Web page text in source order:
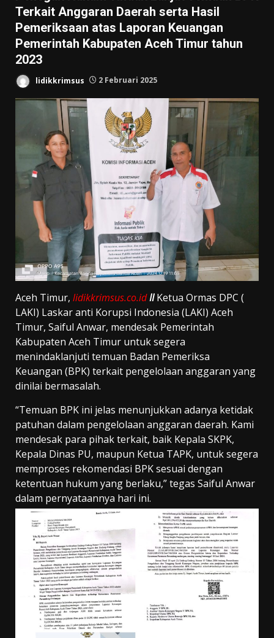
Terkait Anggaran Daerah serta Hasil
Pemeriksaan atas Laporan Keuangan
Pemerintah Kabupaten Aceh Timur tahun
2023
lidikkrimsus 2 Februari 2025
Aceh Timur, lidikkrimsus.co.idII Ketua Ormas DPC (
LAKI) Laskar anti Korupsi Indonesia (LAKI) Aceh
Timur, Saiful Anwar, mendesak Pemerintah
Kabupaten Aceh Timur untuk segera
menindaklanjuti temuan Badan Pemeriksa
Keuangan (BPK) terkait pengelolaan anggaran yang
dinilai bermasalah.
“Temuan BPK ini jelas menunjukkan adanya ketidak
patuhan dalam pengelolaan anggaran daerah. Kami
mendesak para pihak terkait, baik Kepala SKPK,
Kepala Dinas PU, maupun Ketua TAPK, untuk segera
memproses rekomendasi BPK sesuai dengan
ketentuan hukum yang berlaku,” tegas Saiful Anwar
dalam pernyataannya hari ini.